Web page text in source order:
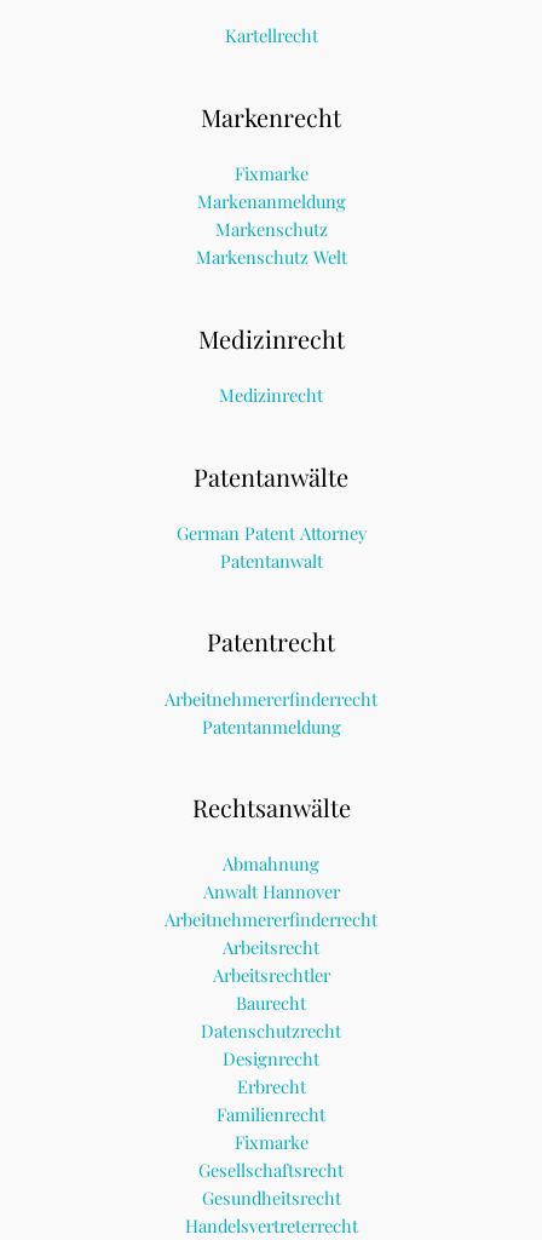
Kartellrecht
Markenrecht
Fixmarke
Markenanmeldung
Markenschutz
Markenschutz Welt
Medizinrecht
Medizinrecht
Patentanwälte
German Patent Attorney
Patentanwalt
Patentrecht
Arbeitnehmererfinderrecht
Patentanmeldung
Rechtsanwälte
Abmahnung
Anwalt Hannover
Arbeitnehmererfinderrecht
Arbeitsrecht
Arbeitsrechtler
Baurecht
Datenschutzrecht
Designrecht
Erbrecht
Familienrecht
Fixmarke
Gesellschaftsrecht
Gesundheitsrecht
Handelsvertreterrecht